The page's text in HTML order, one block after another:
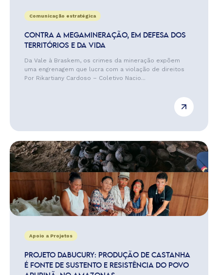
Comunicação estratégica
CONTRA A MEGAMINERAÇÃO, EM DEFESA DOS
TERRITÓRIOS E DA VIDA
Da Vale à Braskem, os crimes da mineração expõem
uma engrenagem que lucra com a violação de direitos
Por Rikartiany Cardoso – Coletivo Nacio...
Apoio a Projetos
PROJETO DABUCURY: PRODUÇÃO DE CASTANHA
É FONTE DE SUSTENTO E RESISTÊNCIA DO POVO